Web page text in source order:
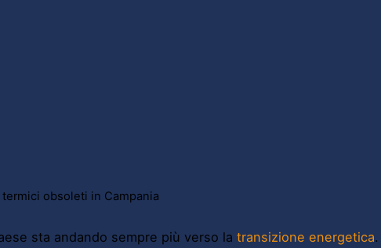
obsoleti in Campania
sta andando sempre più verso la transizione energetica